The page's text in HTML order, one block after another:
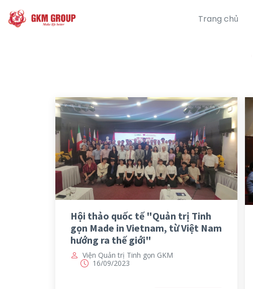
Trang chủ
Hội thảo quốc tế "Quản trị Tinh
gọn Made in Vietnam, từ Việt Nam
hướng ra thế giới"
Viện Quản trị Tinh gọn GKM
16/09/2023